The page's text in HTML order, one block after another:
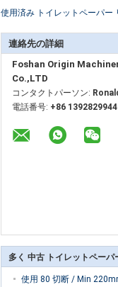
使用済み トイレットペーパー
連絡先の詳細
Foshan Origin
Co.,LTD
コンタクトパーソン:
電話番号: +86
多く 中古 トイレットペーパ
使用 80 切断 / Min